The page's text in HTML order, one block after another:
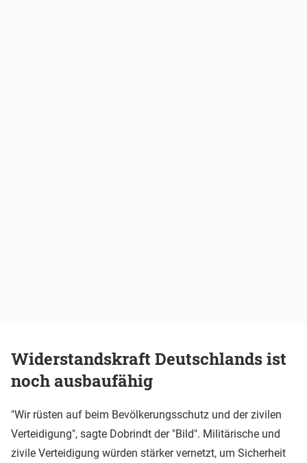
Widerstandskraft Deutschlands ist
noch ausbaufähig
"Wir rüsten auf beim Bevölkerungsschutz und der zivilen
Verteidigung", sagte Dobrindt der "Bild". Militärische und
zivile Verteidigung würden stärker vernetzt, um Sicherheit